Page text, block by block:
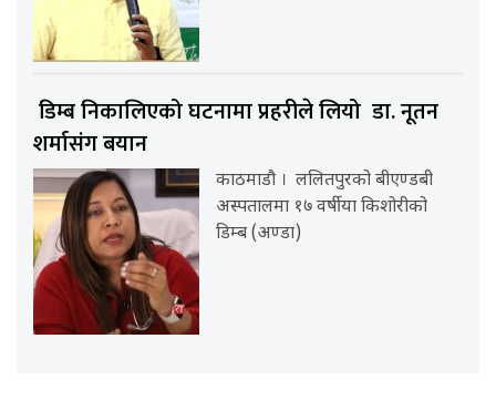
डिम्ब निकालिएको घटनामा प्रहरीले लियो डा. नूतन
शर्मासंग बयान
काठमाडौ । ललितपुरको बीएण्डबी
अस्पतालमा १७ वर्षीया किशोरीको
डिम्ब (अण्डा)